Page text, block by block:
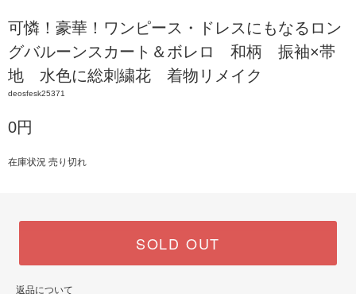
可憐！豪華！ワンピース・ドレスにもなるロン
グバルーンスカート＆ボレロ 和柄 振袖×帯
地 水色に総刺繍花 着物リメイク
deosfesk25371
0円
在庫状況 売り切れ
SOLD OUT
返品について